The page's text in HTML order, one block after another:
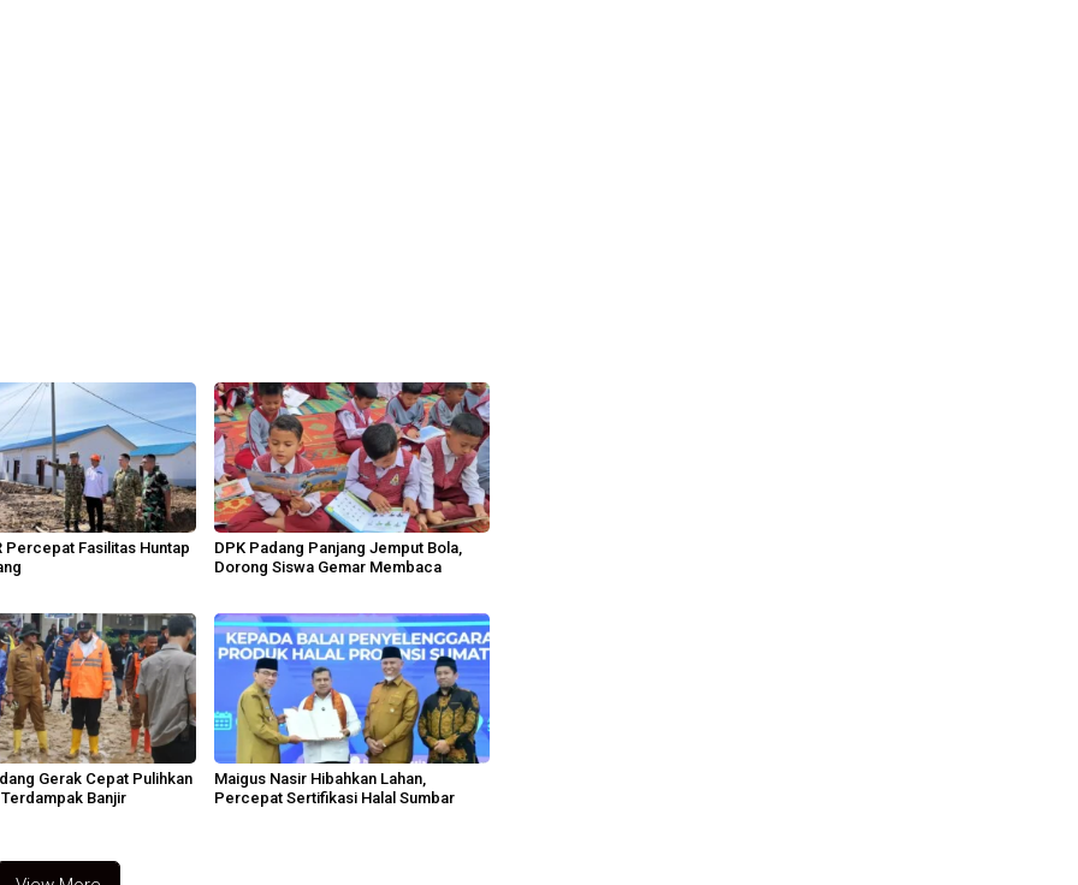
Percepat Fasilitas Huntap
DPK Padang Panjang Jemput Bola,
Dorong Siswa Gemar Membaca
Gerak Cepat Pulihkan
Banjir
Maigus Nasir Hibahkan Lahan,
Percepat Sertifikasi Halal Sumbar